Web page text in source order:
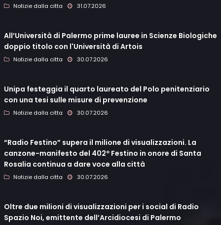
Notizie dalla citta 31.07.2026
All’Università di Palermo prime lauree in Scienze Biologiche
doppio titolo con l'Università di Artois
Notizie dalla citta 30.07.2026
Unipa festeggia il quarto laureato del Polo penitenziario
con una tesi sulle misure di prevenzione
Notizie dalla citta 30.07.2026
“Radio Festino” supera il milione di visualizzazioni. La
canzone-manifesto del 402º Festino in onore di Santa
Rosalia continua a dare voce alla città
Notizie dalla citta 30.07.2026
Oltre due milioni di visualizzazioni per i social di Radio
Spazio Noi, emittente dell’Arcidiocesi di Palermo